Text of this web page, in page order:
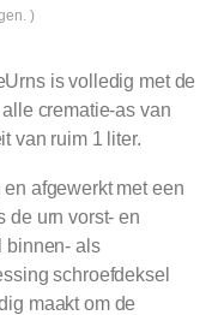
)
is volledig met de
crematie-as van
van ruim 1 liter.
afgewerkt met een
de urn vorst- en
binnen- als
schroefdeksel
maakt om de